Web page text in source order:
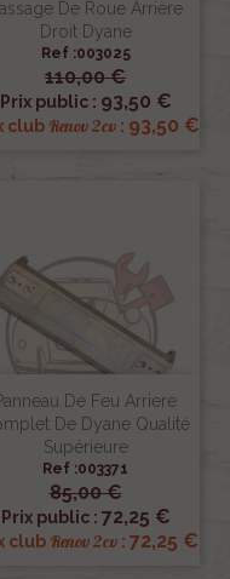
De Roue Arrière
Droit Dyane
Ref :003025
110,00 €
Prix public : 93,50 €
club Renov 2cv: 93,50 €
De Feu Arriere
De Dyane Qualité
Supérieure
Ref :003371
85,00 €
Prix public : 72,25 €
club Renov 2cv: 72,25 €